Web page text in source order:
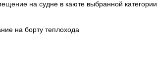
на судне в каюте выбранной категории
на борту теплохода